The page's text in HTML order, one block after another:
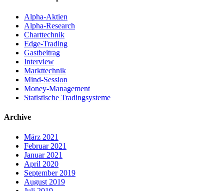
Alpha-Aktien
Alpha-Research
Charttechnik
Edge-Trading
Gastbeitrag
Interview
Markttechnik
Mind-Session
Money-Management
Statistische Tradingsysteme
Archive
März 2021
Februar 2021
Januar 2021
April 2020
September 2019
August 2019